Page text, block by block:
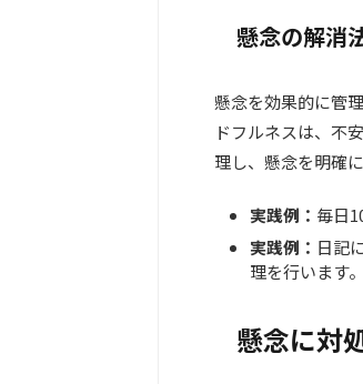
懸念の解消
懸念を効果的に管
ドフルネスは、不
理し、懸念を明確
実践例： 毎日
実践例： 日記
理を行います。
懸念に対